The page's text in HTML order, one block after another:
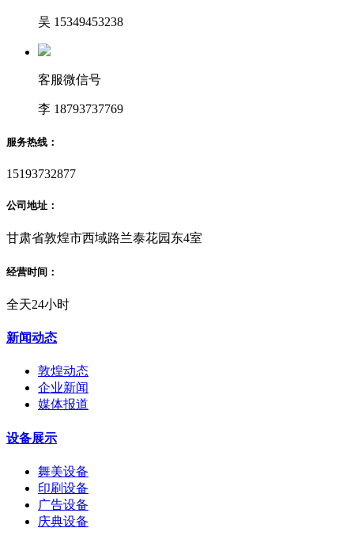
吴 15349453238
客服微信号
李 18793737769
服务热线：
15193732877
公司地址：
甘肃省敦煌市西域路兰泰花园东4室
经营时间：
全天24小时
新闻动态
敦煌动态
企业新闻
媒体报道
设备展示
舞美设备
印刷设备
广告设备
庆典设备